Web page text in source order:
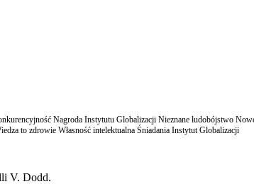
Nagroda Instytutu Globalizacji Nieznane ludobójstwo
to zdrowie Własność intelektualna Śniadania Instytut Globalizacji
V. Dodd.